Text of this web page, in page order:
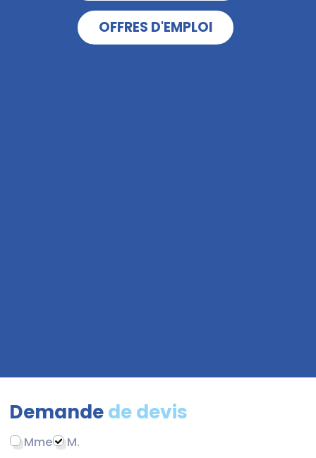
OFFRES D'EMPLOI
Demandede devis
Mme
M.